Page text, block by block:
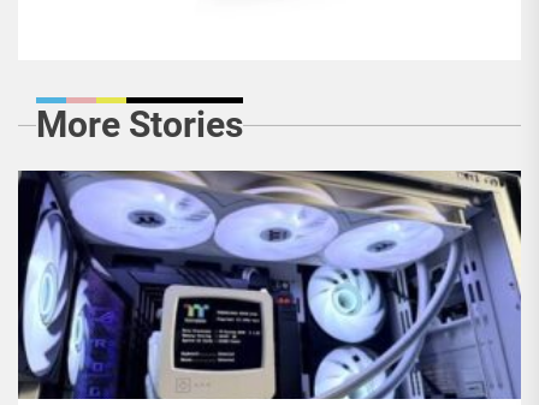
More Stories